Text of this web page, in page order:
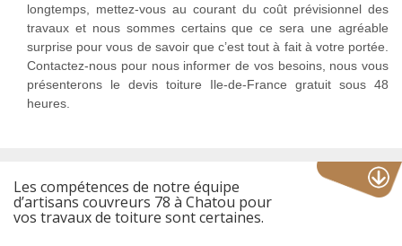
longtemps, mettez-vous au courant du coût prévisionnel des
travaux et nous sommes certains que ce sera une agréable
surprise pour vous de savoir que c’est tout à fait à votre portée.
Contactez-nous pour nous informer de vos besoins, nous vous
présenterons le devis toiture Ile-de-France gratuit sous 48
heures.
Les compétences de notre équipe
d’artisans couvreurs 78 à Chatou pour
vos travaux de toiture sont certaines.